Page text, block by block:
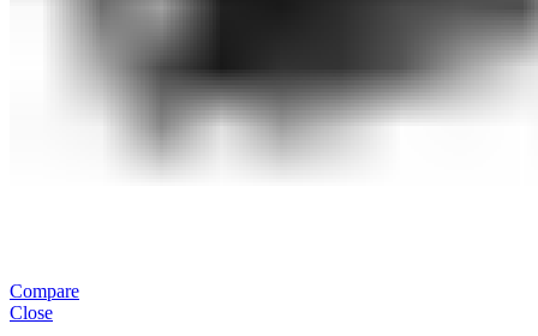
Compare
Close